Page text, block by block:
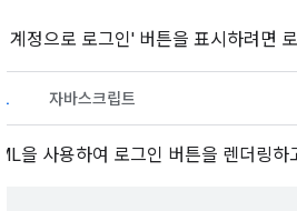
계정으로 로그인' 버튼을 표시하려면
자바스크립트
을 사용하여 로그인 버튼을 렌더링